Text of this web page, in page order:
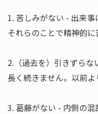
1. 苦しみがない - 出来事
それらのことで精神的に
2.（過去を）引きずらな
長く続きません。以前よ
3. 葛藤がない - 内側の